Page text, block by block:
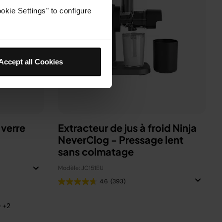
Settings" to configure
all Cookies
+2
Extracteur de jus à froid Ninja
NeverClog - Pressage lent
sans colmatage
Modèle: JC151EU
4.6 (393)